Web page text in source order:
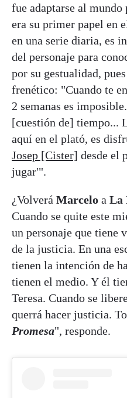
fue adaptarse al mundo
era su primer papel en
en una serie diaria, es
del personaje para
por su gestualidad,
frenético: "Cuando te
2 semanas es
[cuestión de] tiempo...
aquí en el plató, es
Josep [Cister] desde el
jugar'".
¿Volverá Marcelo a La
Cuando se quite este
un personaje que tiene
de la justicia. En una
tienen la intención de
tienen el medio. Y él
Teresa. Cuando se
querrá hacer justicia.
Promesa", responde.